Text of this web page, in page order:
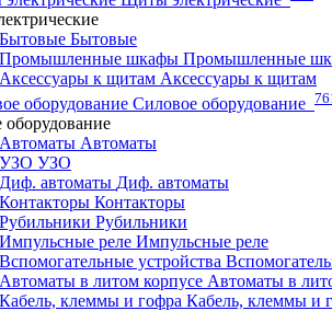
Бытовые
Промышленные
Аксессуары к щитам
Силовое оборудование
Автоматы
УЗО
Диф. автоматы
Контакторы
Рубильники
Импульсные реле
Автоматы в
Кабель, клеммы и